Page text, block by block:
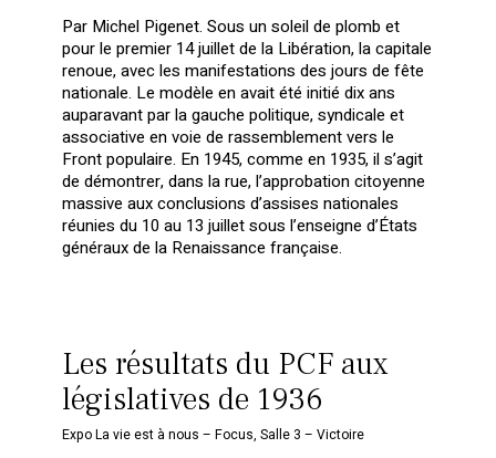
Par Michel Pigenet. Sous un soleil de plomb et
pour le premier 14 juillet de la Libération, la capitale
renoue, avec les manifestations des jours de fête
nationale. Le modèle en avait été initié dix ans
auparavant par la gauche politique, syndicale et
associative en voie de rassemblement vers le
Front populaire. En 1945, comme en 1935, il s’agit
de démontrer, dans la rue, l’approbation citoyenne
massive aux conclusions d’assises nationales
réunies du 10 au 13 juillet sous l’enseigne d’États
généraux de la Renaissance française.
Les résultats du PCF aux
législatives de 1936
Expo La vie est à nous – Focus,Salle 3 – Victoire